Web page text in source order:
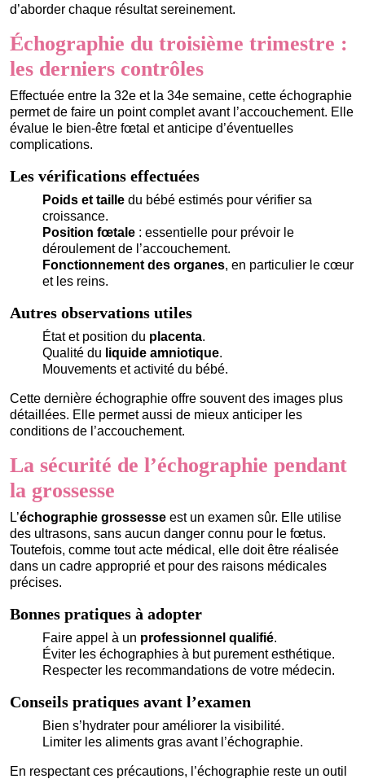
d’aborder chaque résultat sereinement.
Échographie du troisième trimestre :
les derniers contrôles
Effectuée entre la 32e et la 34e semaine, cette échographie
permet de faire un point complet avant l’accouchement. Elle
évalue le bien-être fœtal et anticipe d’éventuelles
complications.
Les vérifications effectuées
Poids et taille du bébé estimés pour vérifier sa
croissance.
Position fœtale : essentielle pour prévoir le
déroulement de l’accouchement.
Fonctionnement des organes, en particulier le cœur
et les reins.
Autres observations utiles
État et position du placenta.
Qualité du liquide amniotique.
Mouvements et activité du bébé.
Cette dernière échographie offre souvent des images plus
détaillées. Elle permet aussi de mieux anticiper les
conditions de l’accouchement.
La sécurité de l’échographie pendant
la grossesse
L’échographie grossesse est un examen sûr. Elle utilise
des ultrasons, sans aucun danger connu pour le fœtus.
Toutefois, comme tout acte médical, elle doit être réalisée
dans un cadre approprié et pour des raisons médicales
précises.
Bonnes pratiques à adopter
Faire appel à un professionnel qualifié.
Éviter les échographies à but purement esthétique.
Respecter les recommandations de votre médecin.
Conseils pratiques avant l’examen
Bien s’hydrater pour améliorer la visibilité.
Limiter les aliments gras avant l’échographie.
En respectant ces précautions, l’échographie reste un outil